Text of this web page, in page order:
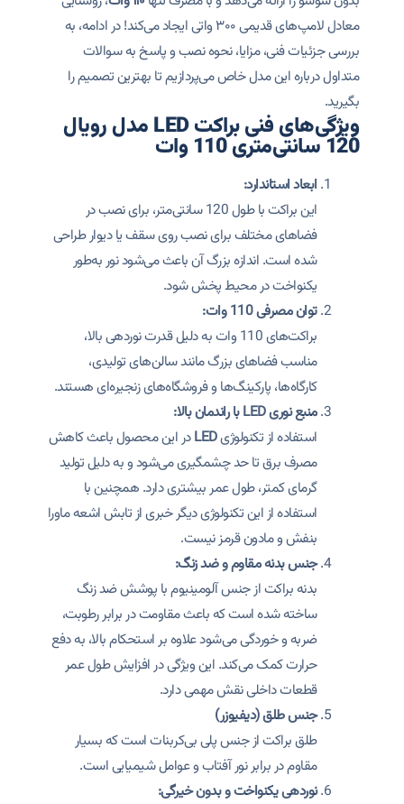
معادل لامپ‌های قدیمی ۳۰۰ واتی ایجاد می‌کند! در ادامه، به
بررسی جزئیات فنی، مزایا، نحوه نصب و پاسخ به سوالات
متداول درباره این مدل خاص می‌پردازیم تا بهترین تصمیم را
بگیرید.
ویژگی‌های فنی براکت LED مدل رویال
120 سانتی‌متری 110 وات
ابعاد استاندارد:
این براکت با طول 120 سانتی‌متر، برای نصب در
فضاهای مختلف برای نصب روی سقف یا دیوار طراحی
شده است. اندازه بزرگ آن باعث می‌شود نور به‌طور
یکنواخت در محیط پخش شود.
توان مصرفی 110 وات:
براکت‌های 110 وات به دلیل قدرت نوردهی بالا،
مناسب فضاهای بزرگ مانند سالن‌های تولیدی،
کارگاه‌ها، پارکینگ‌ها و فروشگاه‌های زنجیره‌ای هستند.
منبع نوری LED با راندمان بالا:
استفاده از تکنولوژیLEDدر این محصول باعث کاهش
مصرف برق تا حد چشمگیری می‌شود و به دلیل تولید
گرمای کمتر، طول عمر بیشتری دارد. همچنین با
استفاده از این تکنولوژی دیگر خبری از تابش اشعه ماورا
بنفش و مادون قرمز نیست.
جنس بدنه مقاوم و ضد زنگ:
بدنه براکت از جنس آلومینیوم با پوشش ضد زنگ
ساخته شده است که باعث مقاومت در برابر رطوبت،
ضربه و خوردگی می‌شود علاوه بر استحکام بالا، به دفع
حرارت کمک می‌کند. این ویژگی در افزایش طول عمر
قطعات داخلی نقش مهمی دارد.
جنس طلق (دیفیوزر)
طلق براکت از جنس پلی بی‌کربنات است که بسیار
مقاوم در برابر نور آفتاب و عوامل شیمیایی است.
نوردهی یکنواخت و بدون خیرگی: